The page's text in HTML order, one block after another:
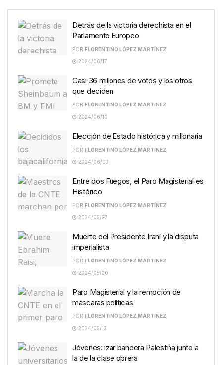
Detrás de la victoria derechista en el
Parlamento Europeo
POR FLORENTINO LÓPEZ MARTÍNEZ
2024/06/17
Casi 36 millones de votos y los otros
que deciden
POR FLORENTINO LÓPEZ MARTÍNEZ
2024/06/10
Elección de Estado histórica y millonaria
POR FLORENTINO LÓPEZ MARTÍNEZ
2024/06/03
Entre dos Fuegos, el Paro Magisterial es
Histórico
POR FLORENTINO LÓPEZ MARTÍNEZ
2024/05/27
Muerte del Presidente Iraní y la disputa
imperialista
POR FLORENTINO LÓPEZ MARTÍNEZ
2024/05/20
Paro Magisterial y la remoción de
máscaras políticas
POR FLORENTINO LÓPEZ MARTÍNEZ
2024/05/13
Jóvenes: izar bandera Palestina junto a
la de la clase obrera